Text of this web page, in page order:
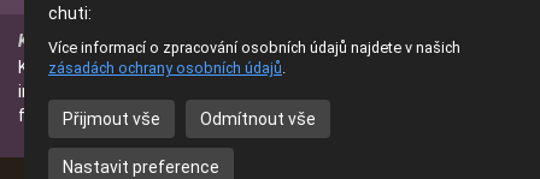
Kontakt / Contact
Kontaktujte nás(Contact Us)
info@parfumanie.cz
facebook.com/parfumaniecz
chuti:
Více informací o zpracování osobních údajů najdete v našich
zásadách ochrany osobních údajů.
Přijmout vše Odmítnout vše
Nastavit preference